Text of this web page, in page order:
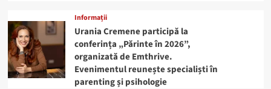
Informații
Urania Cremene participă la
conferința „Părinte în 2026”,
organizată de Emthrive.
Evenimentul reunește specialiști în
parenting și psihologie